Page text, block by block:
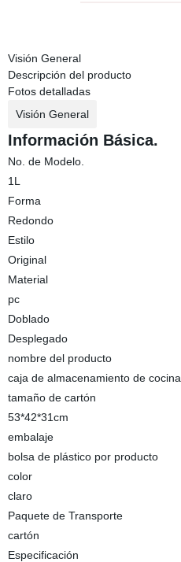
Visión General
Descripción del producto
Fotos detalladas
Visión General
Información Básica.
No. de Modelo.
1L
Forma
Redondo
Estilo
Original
Material
pc
Doblado
Desplegado
nombre del producto
caja de almacenamiento de cocina
tamaño de cartón
53*42*31cm
embalaje
bolsa de plástico por producto
color
claro
Paquete de Transporte
cartón
Especificación